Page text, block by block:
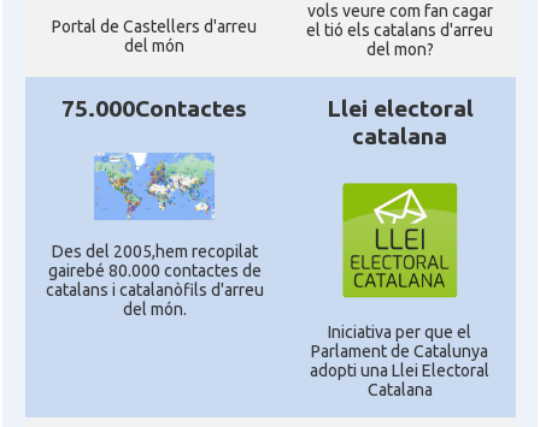
Portal de Castellers d'arreu
del món
vols veure com fan cagar
el tió els catalans d'arreu
del mon?
75.000Contactes
Des del 2005,hem recopilat
gairebé 80.000 contactes de
catalans i catalanòfils d'arreu
del món.
Llei electoral
catalana
Iniciativa per que el
Parlament de Catalunya
adopti una Llei Electoral
Catalana